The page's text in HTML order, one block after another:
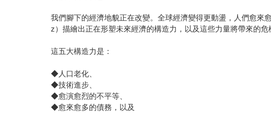
我們腳下的經濟地貌正在改變。全球經濟變得更動盪，人們愈來
z）描繪出正在形塑未來經濟的構造力，以及這些力量將帶來的危
這五大構造力是：
◆人口老化、
◆技術進步、
◆愈演愈烈的不平等、
◆愈來愈多的債務，以及